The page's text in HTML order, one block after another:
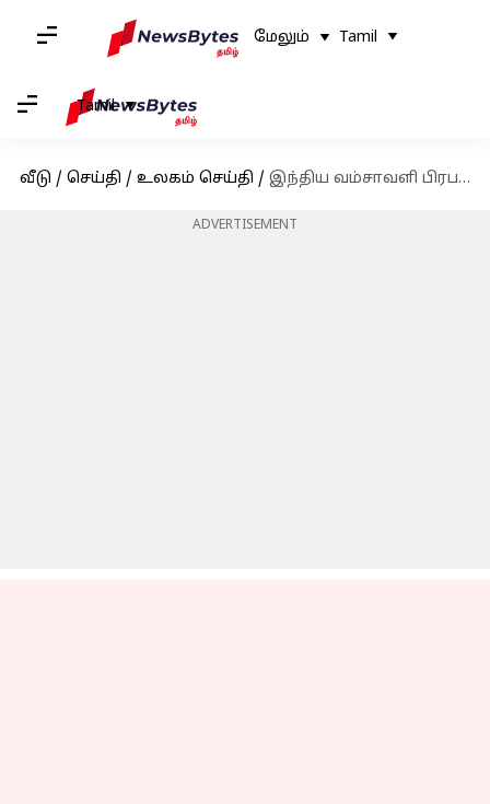
மேலும் Tamil
Tamil
வீடு / செய்தி / உலகம் செய்தி / இந்திய வம்சாவளி பிரபல அமெரிக்க ஆய்வாளர் ஆஷ்லே டெல்லிஸ் கைது: என்ன காரணம்?
ADVERTISEMENT